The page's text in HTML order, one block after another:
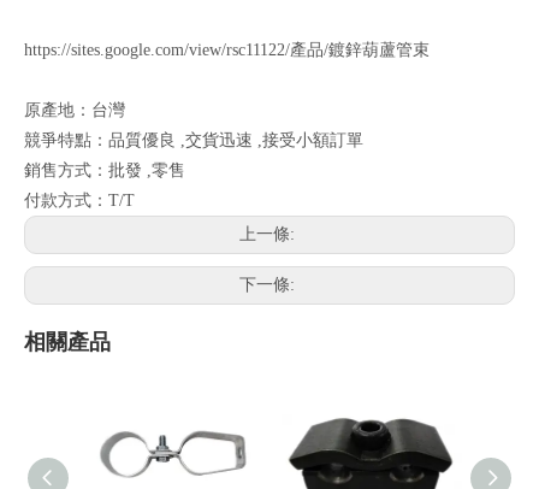
https://sites.google.com/view/rsc11122/產品/鍍鋅葫蘆管束
原產地：台灣
競爭特點：品質優良 ,交貨迅速 ,接受小額訂單
銷售方式：批發 ,零售
付款方式：T/T
上一條:
下一條:
相關產品